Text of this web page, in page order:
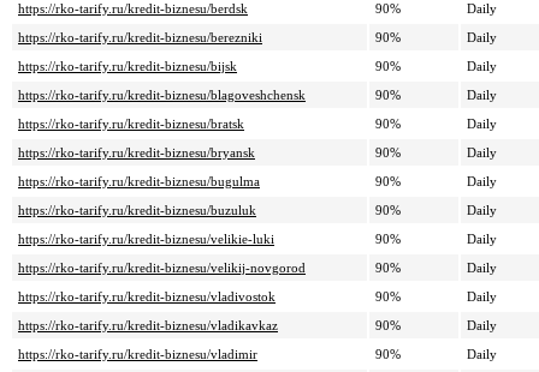
https://rko-tarify.ru/kredit-biznesu/berdsk
90%
Daily
https://rko-tarify.ru/kredit-biznesu/berezniki
90%
Daily
https://rko-tarify.ru/kredit-biznesu/bijsk
90%
Daily
https://rko-tarify.ru/kredit-biznesu/blagoveshchensk
90%
Daily
https://rko-tarify.ru/kredit-biznesu/bratsk
90%
Daily
https://rko-tarify.ru/kredit-biznesu/bryansk
90%
Daily
https://rko-tarify.ru/kredit-biznesu/bugulma
90%
Daily
https://rko-tarify.ru/kredit-biznesu/buzuluk
90%
Daily
https://rko-tarify.ru/kredit-biznesu/velikie-luki
90%
Daily
https://rko-tarify.ru/kredit-biznesu/velikij-novgorod
90%
Daily
https://rko-tarify.ru/kredit-biznesu/vladivostok
90%
Daily
https://rko-tarify.ru/kredit-biznesu/vladikavkaz
90%
Daily
https://rko-tarify.ru/kredit-biznesu/vladimir
90%
Daily